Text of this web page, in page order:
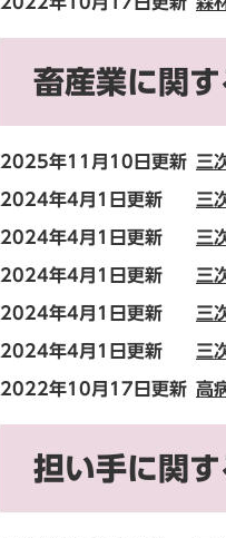
畜産業に関す
2025年11月10日更新 三
2024年4月1日更新 三
2024年4月1日更新 三
2024年4月1日更新 三
2024年4月1日更新 三
2024年4月1日更新 三
2022年10月17日更新 高
担い手に関す